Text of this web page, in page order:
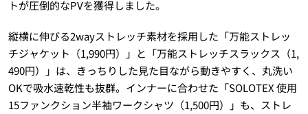
トが圧倒的なPVを獲得しました。
縦横に伸びる2wayストレッチ素材を採用した「万能ストレッ
チジャケット（1,990円）」と「万能ストレッチスラックス（1,
490円）」は、きっちりした見た目ながら動きやすく、丸洗い
OKで吸水速乾性も抜群。インナーに合わせた「SOLOTEX 使用
15ファンクション半袖ワークシャツ（1,500円）」も、ストレ